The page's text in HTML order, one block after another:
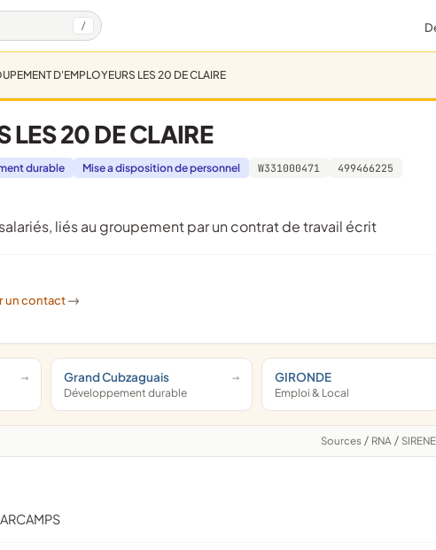
/
D'EMPLOYEURS LES 20 DE CLAIRE
LES 20 DE CLAIRE
durable Mise a disposition de personnel W331000471
499466225
liés au groupement par un contrat de travail écrit
un contact ->
Grand Cubzaguais
Développement durable
GIRONDE
Emploi & Local
Sources / RNA / SIRENE